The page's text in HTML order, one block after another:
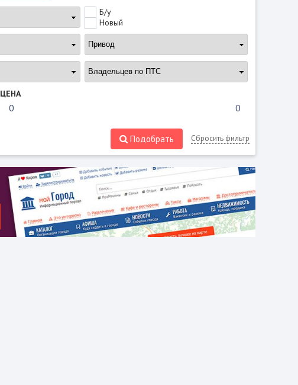
Б/у
Новый
ЦЕНА
Подобрать Сбросить фильтр